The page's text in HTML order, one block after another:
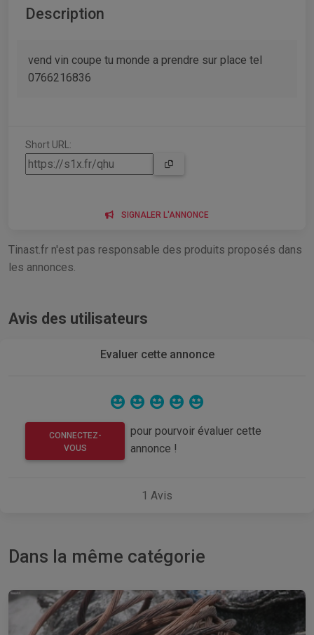
Description
vend vin coupe tu monde a prendre sur place tel
0766216836
Short URL:
SIGNALER L'ANNONCE
Tinast.fr n'est pas responsable des produits proposés dans
les annonces.
Avis des utilisateurs
Evaluer cette annonce
CONNECTEZ-
VOUS
pour pourvoir évaluer cette
annonce !
1 Avis
Dans la même catégorie